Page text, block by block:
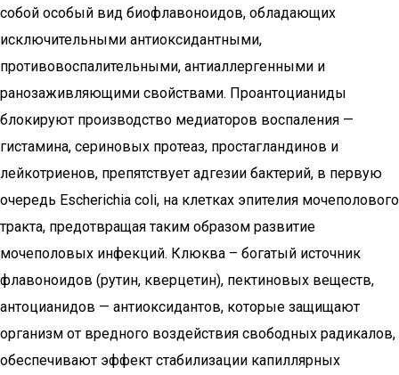
собой особый вид биофлавоноидов, обладающих
исключительными антиоксидантными,
противовоспалительными, антиаллергенными и
ранозаживляющими свойствами. Проантоцианиды
блокируют производство медиаторов воспаления —
гистамина, сериновых протеаз, простагландинов и
лейкотриенов, препятствует адгезии бактерий, в первую
очередь Escherichia coli, на клетках эпителия мочеполового
тракта, предотвращая таким образом развитие
мочеполовых инфекций. Клюква – богатый источник
флавоноидов (рутин, кверцетин), пектиновых веществ,
антоцианидов — антиоксидантов, которые защищают
организм от вредного воздействия свободных радикалов,
обеспечивают эффект стабилизации капиллярных